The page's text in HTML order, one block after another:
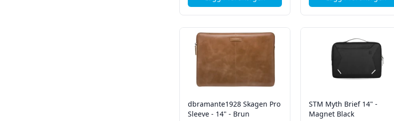
dbramante1928 Skagen Pro
Sleeve - 14" - Brun
STM Myth Brief 14" -
Magnet Black